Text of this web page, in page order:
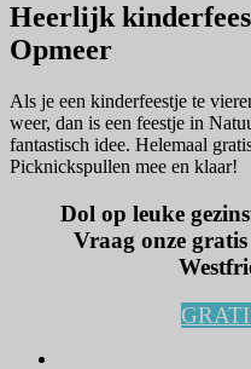
Heerlijk
Opmeer
Als je een kinderfeestje te
weer, dan is een feestje in
fantastisch idee. Helemaal
Picknickspullen mee en klaar!
Dol op leuke
Vraag onze